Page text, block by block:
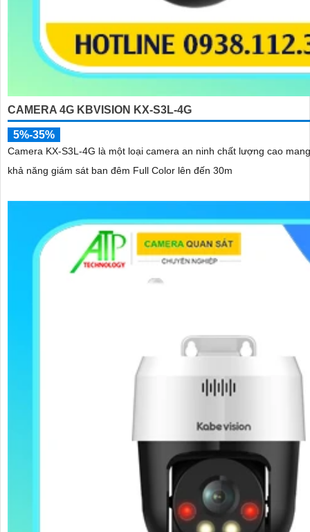
CAMERA 4G KBVISION KX-S3L-4G
5%-35%
Camera KX-S3L-4G là một loại camera an ninh chất lượng cao mang đến hình ảnh sắc nét đến 3.0
khả năng giám sát ban đêm Full Color lên đến 30m